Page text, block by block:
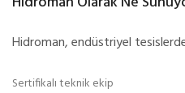
Hidroman, endüstriyel
Sertifikalı teknik ekip